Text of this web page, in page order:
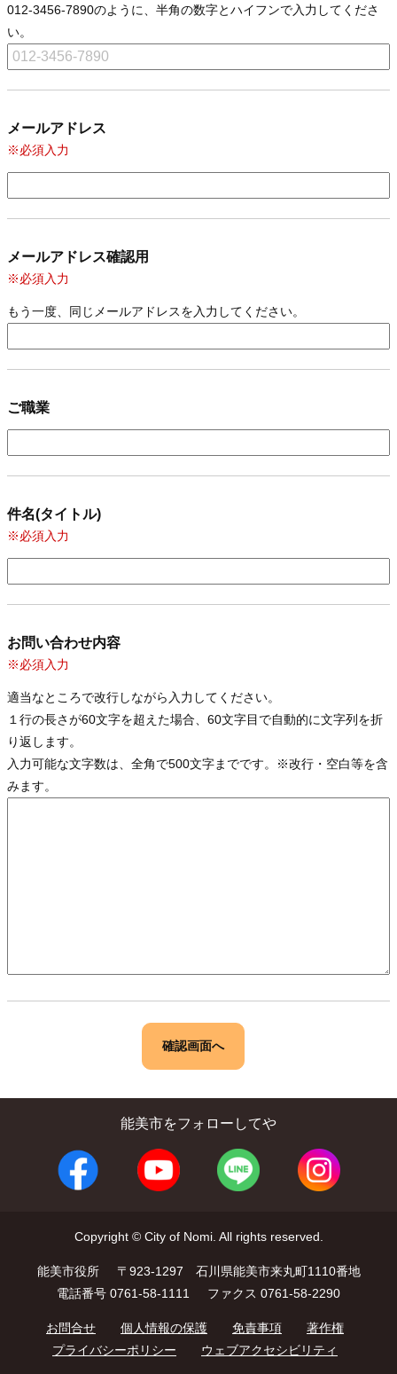
012-3456-7890のように、半角の数字とハイフンで入力してくださ
い。
メールアドレス
※必須入力
メールアドレス確認用
※必須入力
もう一度、同じメールアドレスを入力してください。
ご職業
件名(タイトル)
※必須入力
お問い合わせ内容
※必須入力
適当なところで改行しながら入力してください。
１行の長さが60文字を超えた場合、60文字目で自動的に文字列を折
り返します。
入力可能な文字数は、全角で500文字までです。※改行・空白等を含
みます。
能美市をフォローしてや
Copyright © City of Nomi. All rights reserved.
能美市役所
〒923-1297 石川県能美市来丸町1110番地
電話番号 0761-58-1111
ファクス 0761-58-2290
お問合せ 個人情報の保護 免責事項
著作権
プライバシーポリシー
ウェブアクセシビリティ